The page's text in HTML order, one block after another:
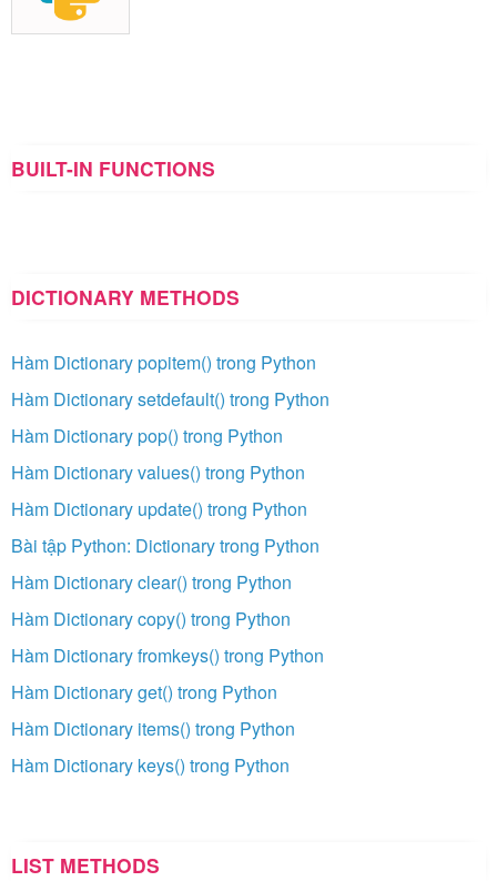
BUILT-IN FUNCTIONS
DICTIONARY METHODS
Hàm Dictionary popitem() trong Python
Hàm Dictionary setdefault() trong Python
Hàm Dictionary pop() trong Python
Hàm Dictionary values() trong Python
Hàm Dictionary update() trong Python
Bài tập Python: Dictionary trong Python
Hàm Dictionary clear() trong Python
Hàm Dictionary copy() trong Python
Hàm Dictionary fromkeys() trong Python
Hàm Dictionary get() trong Python
Hàm Dictionary items() trong Python
Hàm Dictionary keys() trong Python
LIST METHODS